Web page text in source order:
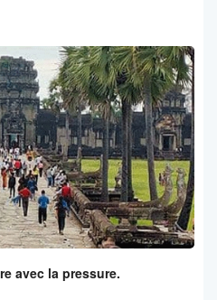
avec la pressure.